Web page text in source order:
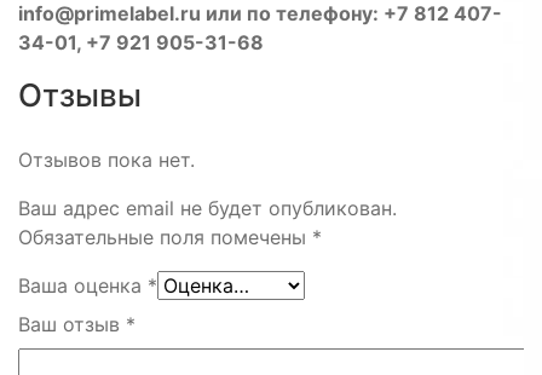
info@primelabel.ru или по телефону: +7 812 407-
34-01, +7 921 905-31-68
Отзывы
Отзывов пока нет.
Ваш адрес email не будет опубликован.
Обязательные поля помечены *
Ваша оценка *
Ваш отзыв *